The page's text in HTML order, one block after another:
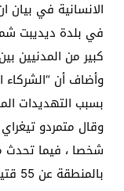
الانسانية في
في بلدة ديديبت
كبير من المدنيين
وأضاف أن
بسبب التهديدات
شخصا ، فيما